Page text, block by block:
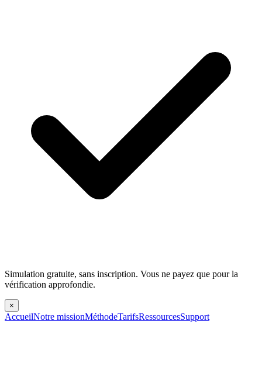
Simulation gratuite, sans inscription. Vous ne payez que pour la
vérification approfondie.
×
AccueilNotre missionMéthodeTarifsRessourcesSupport